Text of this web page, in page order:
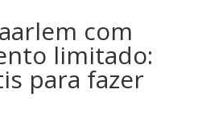
com
limitado:
para fazer